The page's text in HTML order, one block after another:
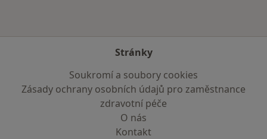
Stránky
Soukromí a soubory cookies
Zásady ochrany osobních údajů pro zaměstnance
zdravotní péče
O nás
Kontakt